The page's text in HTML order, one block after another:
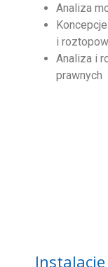
Analiza
i
Analiza i
prawnych